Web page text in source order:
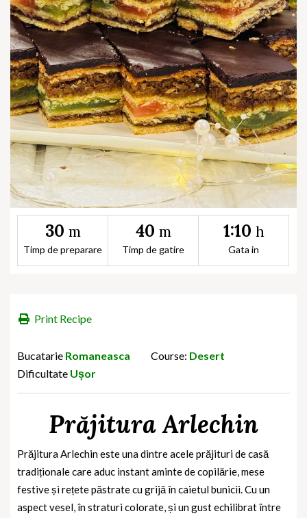
30 m
Timp de preparare
40 m
Timp de gatire
1:10 h
Gata in
Print Recipe
Bucatarie Romaneasca Course: Desert
Dificultate Ușor
Prăjitura Arlechin
Prăjitura Arlechin este una dintre aceleprăjituri de casă
tradiționalecare aduc instant aminte de copilărie, mese
festive și rețete păstrate cu grijă în caietul bunicii. Cu un
aspect vesel, în straturi colorate, și un gust echilibrat între